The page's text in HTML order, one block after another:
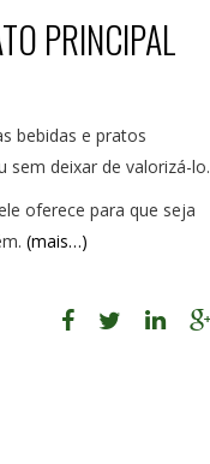
PRINCIPAL
bebidas e pratos
sem deixar de valorizá-lo.
oferece para que seja
(mais…)